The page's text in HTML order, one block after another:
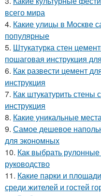
всего мира
4. Какие улицы в Москве
популярные
5. Штукатурка стен
пошаговая инструкция
6. Как развести цемент
инструкция
7. Как штукатурить
инструкция
8. Какие уникальные
9. Самое дешевое
для экономных
10. Как выбрать
руководство
11. Какие парки и
среди жителей и гостей